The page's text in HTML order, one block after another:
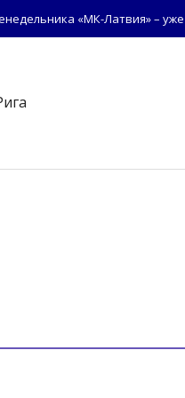
«МК-Латвия» –